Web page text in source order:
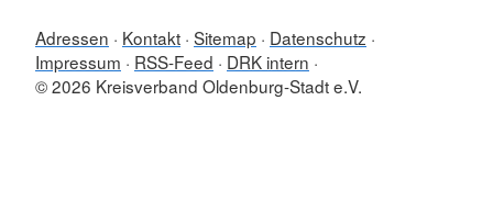
Adressen Kontakt Sitemap
Datenschutz
Impressum
RSS-Feed
DRK intern
© 2026 Kreisverband Oldenburg-Stadt e.V.